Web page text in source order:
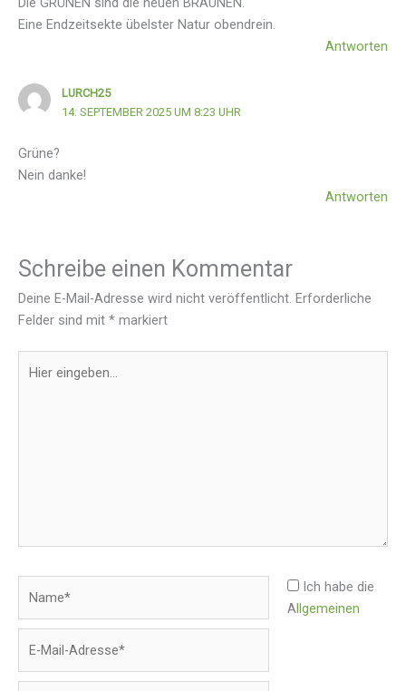
Eine Endzeitsekte übelster Natur obendrein.
Antworten
LURCH25
14. SEPTEMBER 2025 UM 8:23 UHR
Grüne?
Nein danke!
Antworten
Schreibe einen Kommentar
Deine E-Mail-Adresse wird nicht veröffentlicht. Erforderliche
Felder sind mit * markiert
eingeben…
Mail-
Adresse*
Ich habe die
Allgemeinen